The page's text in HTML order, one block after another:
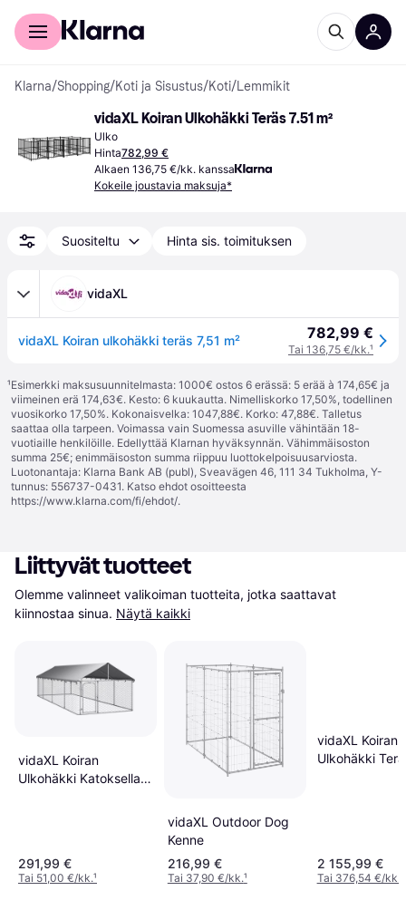
Kuluttajille
Klarna/Shopping/Koti ja Sisustus/Koti/Lemmikit
vidaXL Koiran Ulkohäkki Teräs 7.51 m²
Ulko
Hinta782,99 €
Alkaen 136,75 €/kk. kanssa
Kokeile joustavia maksuja*
Suositeltu Hinta sis. toimituksen
vidaXL
vidaXL Koiran ulkohäkki teräs 7,51 m² 782,99 €
Tai 136,75 €/kk.¹
¹Esimerkki maksusuunnitelmasta: 1000€ ostos 6 erässä: 5 erää à 174,65€ ja
viimeinen erä 174,63€. Kesto: 6 kuukautta. Nimelliskorko 17,50%, todellinen
vuosikorko 17,50%. Kokonaisvelka: 1047,88€. Korko: 47,88€. Talletus
saattaa olla tarpeen. Voimassa vain Suomessa asuville vähintään 18-
vuotiaille henkilöille. Edellyttää Klarnan hyväksynnän. Vähimmäisoston
summa 25€; enimmäisoston summa riippuu luottokelpoisuusarviosta.
Luotonantaja: Klarna Bank AB (publ), Sveavägen 46, 111 34 Tukholma, Y-
tunnus: 556737-0431. Katso ehdot osoitteesta
https://www.klarna.com/fi/ehdot/.
Liittyvät tuotteet
Olemme valinneet valikoiman tuotteita, jotka saattavat
kiinnostaa sinua. Näytä kaikki
vidaXL Koiran
Ulkohäkki Katoksella
291,99 €
Tai 51,00 €/kk.¹
vidaXL Outdoor Dog
Kenne
216,99 €
Tai 37,90 €/kk.¹
vidaXL Koiran
Ulkohäkki
2 155,99 €
Tai 376,54 €/kk.